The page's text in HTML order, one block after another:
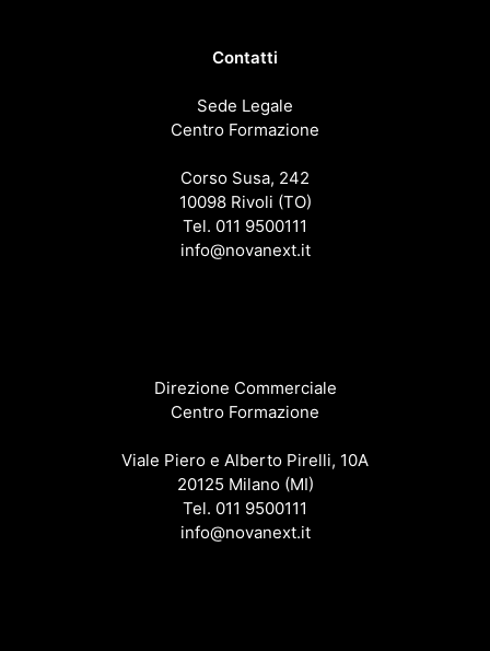
Contatti
Sede Legale
Centro Formazione
Corso Susa, 242
10098 Rivoli (TO)
Tel. 011 9500111
info@novanext.it
Direzione Commerciale
Centro Formazione
Viale Piero e Alberto Pirelli, 10A
20125 Milano (MI)
Tel. 011 9500111
info@novanext.it